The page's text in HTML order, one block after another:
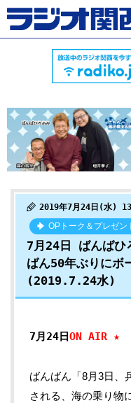
2019年7月24日(水)
OPトーク＆プレゼン
7月24日 ばんばひ
ばん50年ぶりにボ
(2019.7.24水)
7月24日ON AIR ★
ばんばん「8月3日、
される、海の乗り物